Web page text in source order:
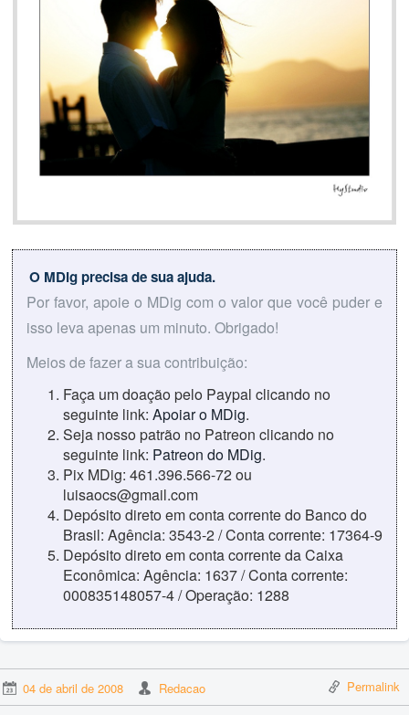
O MDig precisa de sua ajuda.
Por favor, apoie o MDig com o valor que você puder e
isso leva apenas um minuto. Obrigado!
Meios de fazer a sua contribuição:
Faça um doação pelo Paypal clicando no
seguinte link: Apoiar o MDig.
Seja nosso patrão no Patreon clicando no
seguinte link: Patreon do MDig.
Pix MDig: 461.396.566-72 ou
luisaocs@gmail.com
Depósito direto em conta corrente do Banco do
Brasil: Agência: 3543-2 / Conta corrente: 17364-9
Depósito direto em conta corrente da Caixa
Econômica: Agência: 1637 / Conta corrente:
000835148057-4 / Operação: 1288
04 de abril de 2008 Redacao Permalink